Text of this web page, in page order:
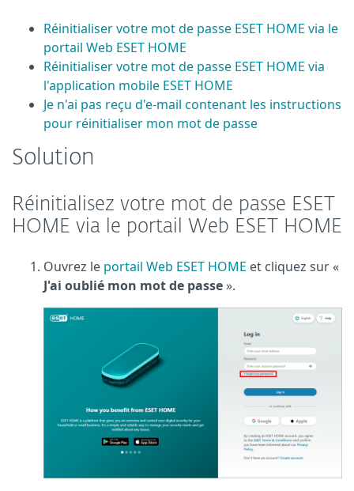
Réinitialiser votre mot de passe ESET HOME via le
portail Web ESET HOME
Réinitialiser votre mot de passe ESET HOME via
l'application mobile ESET HOME
Je n'ai pas reçu d'e-mail contenant les instructions
pour réinitialiser mon mot de passe
Solution
Réinitialisez votre mot de passe ESET
HOME via le portail Web ESET HOME
Ouvrez le portail Web ESET HOME et cliquez sur «
J'ai oublié mon mot de passe».